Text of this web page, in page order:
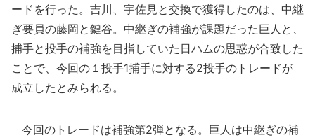
ードを行った。吉川、宇佐見と交換で獲得したのは、中継
ぎ要員の藤岡と鍵谷。中継ぎの補強が課題だった巨人と、
捕手と投手の補強を目指していた日ハムの思惑が合致した
ことで、今回の１投手1捕手に対する2投手のトレードが
成立したとみられる。
今回のトレードは補強第2弾となる。巨人は中継ぎの補